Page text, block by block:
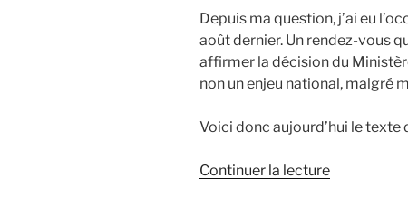
ou
minières,
et
sur
politiques
Depuis ma question, j’ai eu
août dernier. Un rendez-vous
affirmer la décision du
non un enjeu national, malgré
Voici donc aujourd’hui le texte
Continuer la lecture